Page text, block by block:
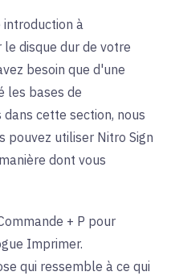
introduction à
disque dur de votre
besoin que d'une
les bases de
cette section, nous
pouvez utiliser Nitro Sign
dont vous
+ P pour
Imprimer.
qui ressemble à ce qui